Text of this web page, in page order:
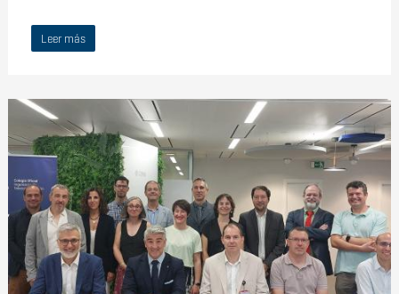
Leer más